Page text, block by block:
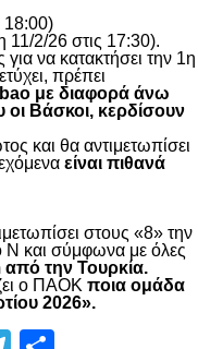
18:00)
2/26 στις 17:30).
να κατακτήσει την 1η
πρέπει
με διαφορά άνω
Βάσκοι, κερδίσουν
και θα αντιμετωπίσει
είναι πιθανά
στους «8» την
Ν και σύμφωνα με όλες
από την Τουρκία.
ο ΠΑΟΚ ποια ομάδα
2026».